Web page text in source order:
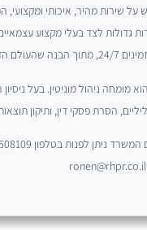
שירות מהיר, איכותי ומקצועי,
גדולות לצד בעלי מקצוע עצמאיים.
לא נח לרגע.
מומחה ניהול מוניטין. בעל
הסרת פסקי דין, ותיקון